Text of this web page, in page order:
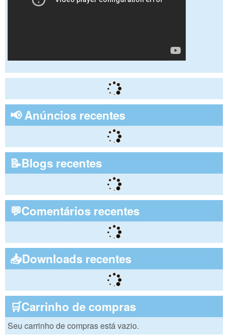
📢 Anúncios recentes
📝Blogs recentes
💬Comentários recentes
📥Downloads recentes
🛒Carrinho de compras
Seu carrinho de compras está vazio.